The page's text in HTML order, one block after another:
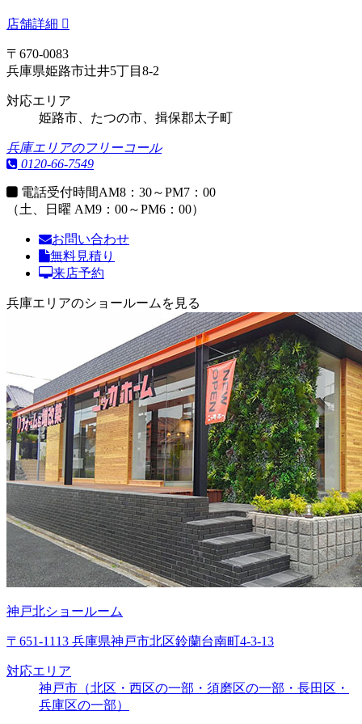
店舗詳細
〒670-0083
兵庫県姫路市辻井5丁目8-2
対応エリア
姫路市、たつの市、揖保郡太子町
兵庫エリアのフリーコール
0120-66-7549
電話受付時間AM8：30～PM7：00
（土、日曜 AM9：00～PM6：00）
お問い合わせ
無料見積り
来店予約
兵庫エリアのショールームを見る
神戸北ショールーム
〒651-1113 兵庫県神戸市北区鈴蘭台南町4-3-13
対応エリア
神戸市（北区・西区の一部・須磨区の一部・長田区・
兵庫区の一部）